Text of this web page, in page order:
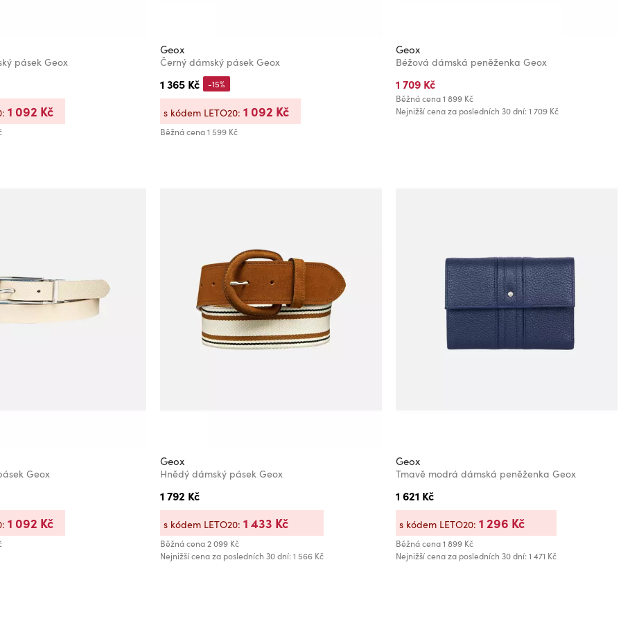
pásek Geox
1 092 Kč
Geox
Černý dámský pásek Geox
1 365 Kč
Běžná cena 1 599 Kč
-15%
s kódem LETO20: 1 092 Kč
Geox
Béžová dámská peněženka Geox
1 709 Kč
Běžná cena1 899 Kč
Nejnižší cena za posledních 30 dní: 1 709 Kč
Geox
1 092 Kč
Geox
Hnědý dámský pásek Geox
1 792 Kč
Běžná cena 2 099 Kč
Nejnižší cena za posledních 30 dní: 1 566 Kč
s kódem LETO20: 1 433 Kč
Geox
Tmavě modrá dámská peněženka Geox
1 621 Kč
Běžná cena1 899 Kč
Nejnižší cena za posledních 30 dní: 1 471 Kč
s kódem LETO20: 1 296 Kč